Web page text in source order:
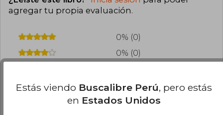
agregar tu propia evaluación.
0% (0)
0% (0)
0% (0)
0% (0)
Estás viendo Buscalibre Perú, pero estás
en Estados Unidos